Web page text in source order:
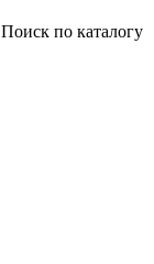
Поиск по каталогу